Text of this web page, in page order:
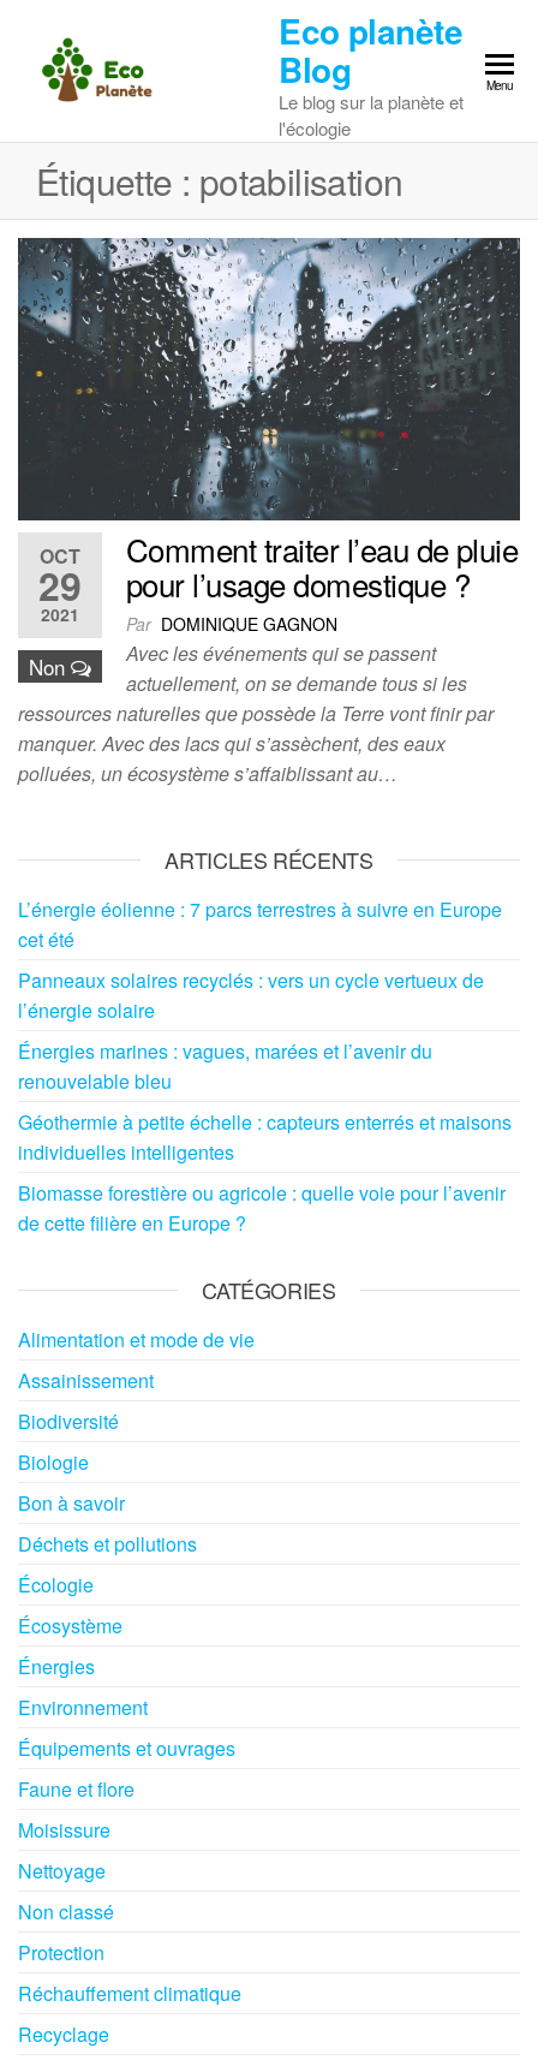
content
Eco planète
Blog
Le blog sur la planète et
l'écologie
Menu
Étiquette : potabilisation
OCT
29
2021
Non
Comment traiter l’eau de pluie
pour l’usage domestique ?
Par DOMINIQUE GAGNON
Avec les événements qui se passent
actuellement, on se demande tous si les
ressources naturelles que possède la Terre vont finir par
manquer. Avec des lacs qui s’assèchent, des eaux
polluées, un écosystème s’affaiblissant au…
ARTICLES RÉCENTS
L’énergie éolienne : 7 parcs terrestres à suivre en Europe
cet été
Panneaux solaires recyclés : vers un cycle vertueux de
l’énergie solaire
Énergies marines : vagues, marées et l’avenir du
renouvelable bleu
Géothermie à petite échelle : capteurs enterrés et maisons
individuelles intelligentes
Biomasse forestière ou agricole : quelle voie pour l’avenir
de cette filière en Europe ?
CATÉGORIES
Alimentation et mode de vie
Assainissement
Biodiversité
Biologie
Bon à savoir
Déchets et pollutions
Écologie
Écosystème
Énergies
Environnement
Équipements et ouvrages
Faune et flore
Moisissure
Nettoyage
Non classé
Protection
Réchauffement climatique
Recyclage